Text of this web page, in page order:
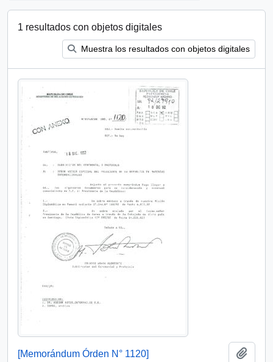
1 resultados con objetos digitales
Muestra los resultados con objetos digitales
[Memorándum Órden N° 1120]